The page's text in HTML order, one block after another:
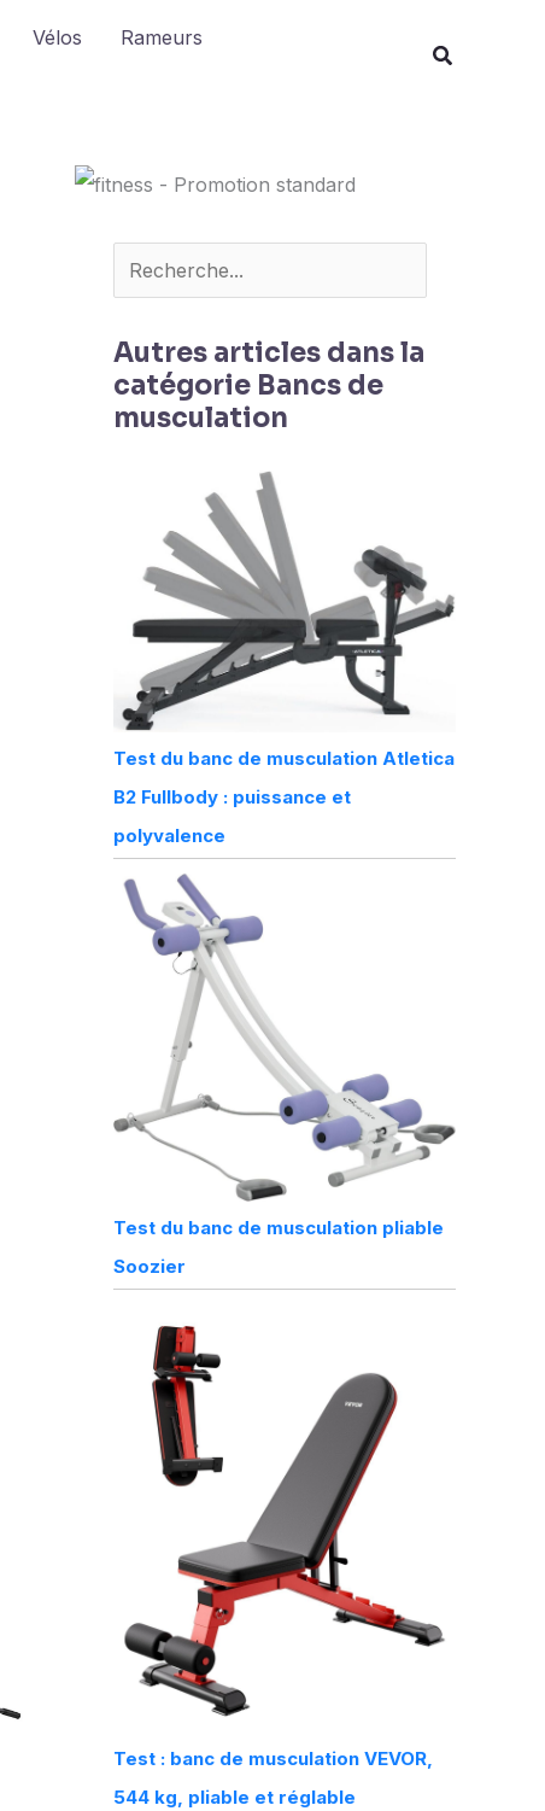
Vélos
Rameurs
Autres articles dans la
catégorie Bancs de
musculation
Test du banc de musculation Atletica
B2 Fullbody : puissance et
polyvalence
Test du banc de musculation pliable
Soozier
Test : banc de musculation VEVOR,
544 kg, pliable et réglable